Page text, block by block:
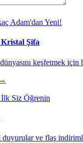
Adam'dan Yeni!
Şifa
keşfetmek için
İlk Siz Öğrenin
duyurular ve flaş